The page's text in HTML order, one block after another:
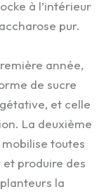
à l’intérieur
pur.
année,
de sucre
et celle
La deuxième
toutes
produire des
la